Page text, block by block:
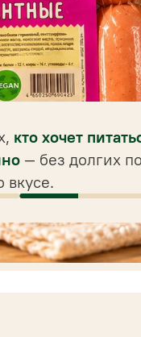
кто хочет
— без долгих
вкусе.